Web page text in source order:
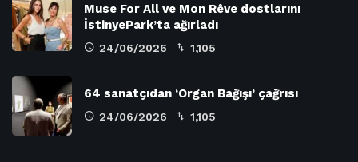
Muse For All ve Mon Rêve dostlarını
İstinyePark’ta ağırladı
24/06/2026 1,105
64 sanatçıdan ‘Organ Bağışı’ çağrısı
24/06/2026 1,105